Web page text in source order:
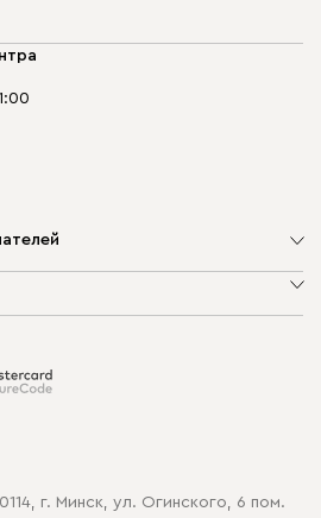
cookie
г. Минск, ул. Огинского, 6 пом.